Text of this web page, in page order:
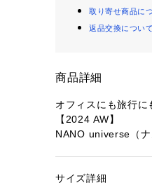
取り寄せ商品に
返品交換について
商品詳細
オフィスにも旅行に
【2024 AW】
NANO universe（ナ
ーディガン。一枚で
性別：レディース
サイズ詳細